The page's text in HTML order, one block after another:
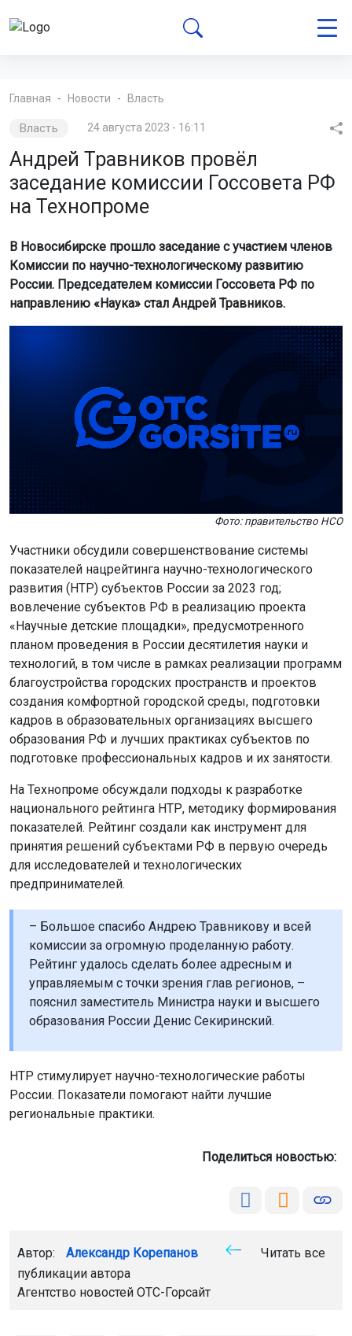
Главная Новости Власть
Власть 24 августа 2023 - 16:11
Андрей Травников провёл
заседание комиссии Госсовета РФ
на Технопроме
В Новосибирске прошло заседание с участием членов
Комиссии по научно-технологическому развитию
России. Председателем комиссии Госсовета РФ по
направлению «Наука» стал Андрей Травников.
Фото: правительство НСО
Участники обсудили совершенствование системы
показателей нацрейтинга научно-технологического
развития (НТР) субъектов России за 2023 год;
вовлечение субъектов РФ в реализацию проекта
«Научные детские площадки», предусмотренного
планом проведения в России десятилетия науки и
технологий, в том числе в рамках реализации программ
благоустройства городских пространств и проектов
создания комфортной городской среды, подготовки
кадров в образовательных организациях высшего
образования РФ и лучших практиках субъектов по
подготовке профессиональных кадров и их занятости.
На Технопроме обсуждали подходы к разработке
национального рейтинга НТР, методику формирования
показателей. Рейтинг создали как инструмент для
принятия решений субъектами РФ в первую очередь
для исследователей и технологических
предпринимателей.
– Большое спасибо Андрею Травникову и всей
комиссии за огромную проделанную работу.
Рейтинг удалось сделать более адресным и
управляемым с точки зрения глав регионов, –
пояснил заместитель Министра науки и высшего
образования России Денис Секиринский.
НТР стимулирует научно-технологические работы
России. Показатели помогают найти лучшие
региональные практики.
Поделиться новостью:
Автор: Александр Корепанов
Читать все
публикации автора
Агентство новостей ОТС-Горсайт